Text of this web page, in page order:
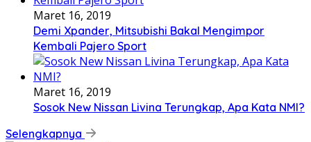
Maret 16, 2019
Demi Xpander, Mitsubishi Bakal Mengimpor
Kembali Pajero Sport
Maret 16, 2019
Sosok New Nissan Livina Terungkap, Apa Kata NMI?
Selengkapnya